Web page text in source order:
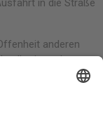
in die Straße
anderen
wieso das
zuletzt durch
schon gut, du
und tolle